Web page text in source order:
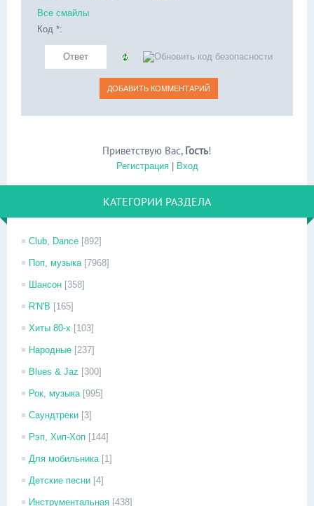
Все смайлы
Код *:
Приветствую Вас, Гость!
Регистрация| Вход
КАТЕГОРИИ РАЗДЕЛА
Club, Dance [892]
Поп, музыка [7968]
Шансон [358]
R'N'B [165]
Хиты 80-х [103]
Народные [237]
Blues & Jaz [300]
Рок, музыка [995]
Саундтреки [3]
Рэп, Хип-Хоп [144]
Для мобильника [1]
Детские песни [4]
Инструментальная [438]